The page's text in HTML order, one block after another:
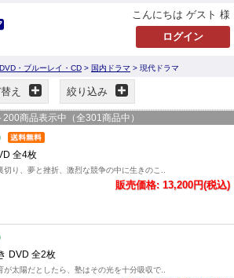
こんにちは ゲスト 様
DVD・ブルーレイ・CD > 国内ドラマ > 現代ドラマ
え 絞り込み
200商品表示中（全301 商品中）
全4枚
切り、夢と挫折、激烈な競争の中に生きのこ..
販売価格: 13,200円(税込)
DVD 全2枚
が太陽だとしたら、塾はその光を十分吸収で..